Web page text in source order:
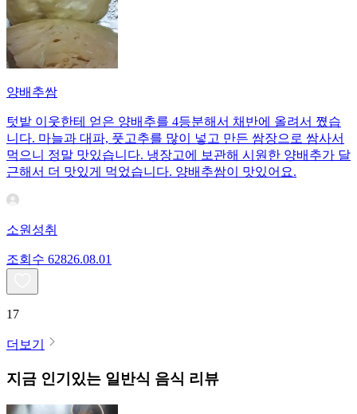
양배추쌈
텃밭 이웃한테 얻은 양배추를 4등분해서 채반에 올려서 쪘습
니다. 마늘과 대파, 풋고추를 많이 넣고 만든 쌈장으로 쌈사서
먹으니 정말 맛있습니다. 냉장고에 보관해 시원한 양배추가 달
근해서 더 맛있게 먹었습니다. 양배추쌈이 맛있어요.
소원성취
조회수 62826.08.01
17
더보기
지금 인기있는 일반식 음식 리뷰